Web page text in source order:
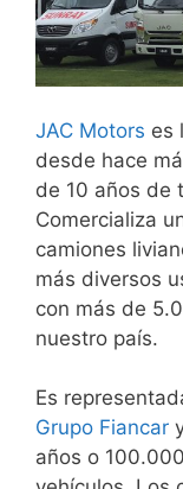
JAC Motors es
desde hace
de 10 años de
Comercializa
camiones
más diversos
con más de
nuestro país.
Es
Grupo Fiancar
años o